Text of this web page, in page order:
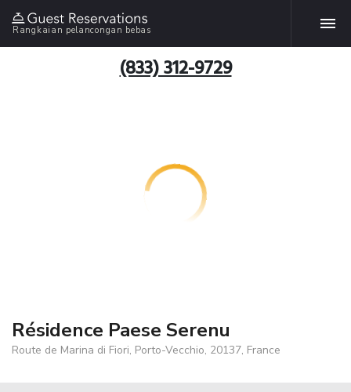
Rangkaian pelancongan bebas
(833) 312-9729
Résidence Paese Serenu
Route de Marina di Fiori, Porto-Vecchio, 20137, France